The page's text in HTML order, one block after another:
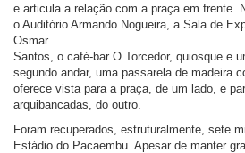
e articula a relação com a praça em frente.
o Auditório Armando Nogueira, a Sala de
Osmar
Santos, o café-bar O Torcedor, quiosque e
segundo andar, uma passarela de madeira
oferece vista para a praça, de um lado, e
arquibancadas, do outro.
Foram recuperados, estruturalmente, sete
Estádio do Pacaembu. Apesar de manter